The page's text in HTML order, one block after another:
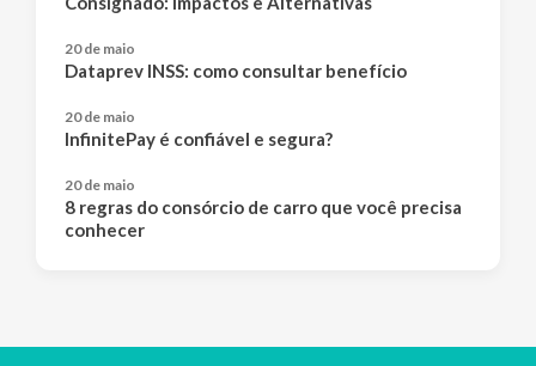
20 de maio
Dataprev INSS: como consultar benefício
20 de maio
InfinitePay é confiável e segura?
20 de maio
8 regras do consórcio de carro que você precisa
conhecer